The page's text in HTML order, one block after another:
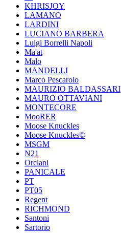
KHRISJOY
LAMANO
LARDINI
LUCIANO BARBERA
Luigi Borrelli Napoli
Ma'at
Malo
MANDELLI
Marco Pescarolo
MAURIZIO BALDASSARI
MAURO OTTAVIANI
MONTECORE
MooRER
Moose Knuckles
Moose Knuckles©️
MSGM
N21
Orciani
PANICALE
PT
PT05
Regent
RICHMOND
Santoni
Sartorio